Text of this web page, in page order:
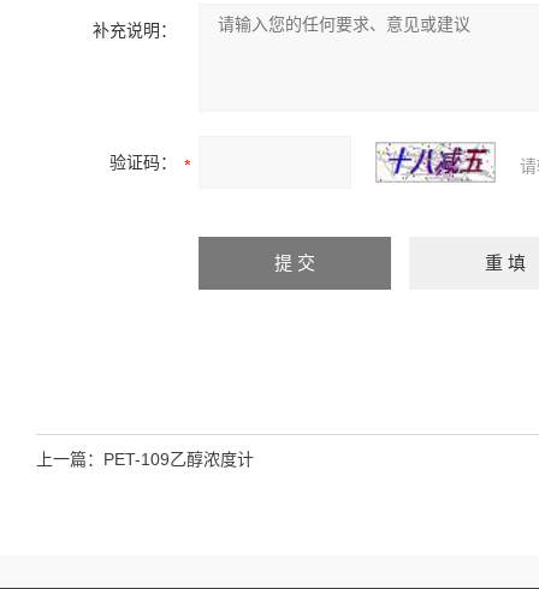
补充说明：
验证码：
上一篇： PET-109乙醇浓度计